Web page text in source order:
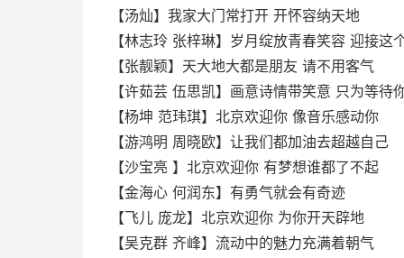
【汤灿】我家大门常打开 开怀容纳天地
【林志玲 张梓琳】岁月绽放青春笑容 迎接这
【张靓颖】天大地大都是朋友 请不用客气
【许茹芸 伍思凯】画意诗情带笑意 只为等待
【杨坤 范玮琪】北京欢迎你 像音乐感动你
【游鸿明 周晓欧】让我们都加油去超越自己
【沙宝亮 】北京欢迎你 有梦想谁都了不起
【金海心 何润东】有勇气就会有奇迹
【飞儿 庞龙】北京欢迎你 为你开天辟地
【吴克群 齐峰】流动中的魅力充满着朝气